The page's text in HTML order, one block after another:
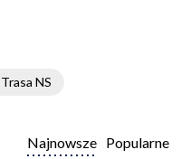
Trasa NS
Popularne
Najnowsze